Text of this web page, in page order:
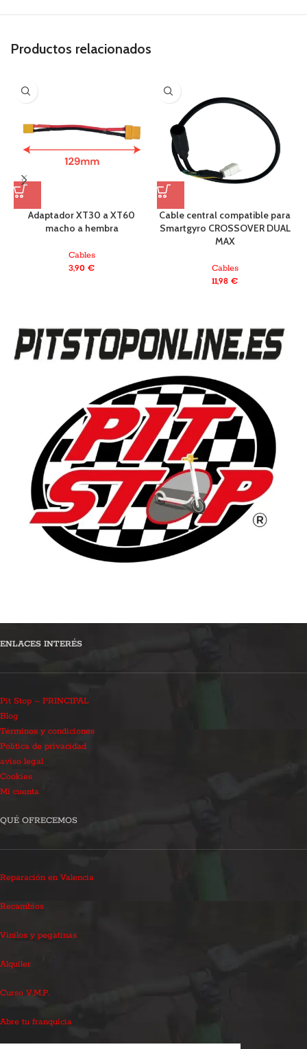
Productos relacionados
Adaptador XT30 a XT60
macho a hembra
Cables
3,90€
Cable central compatible para
Smartgyro CROSSOVER DUAL
MAX
Cables
11,98€
ENLACES INTERÉS
Pit Stop – PRINCIPAL
Blog
Términos y condiciones
Política de privacidad
aviso legal
Cookies
Mi cuenta
QUÉ OFRECEMOS
Reparación en Valencia
Recambios
Vinilos y pegatinas
Alquiler
Curso V.M.P.
Abre tu franquicia